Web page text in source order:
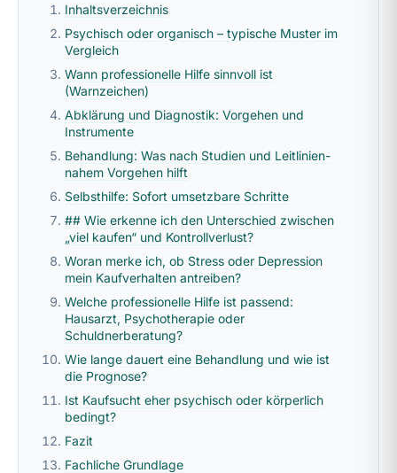
Inhaltsverzeichnis
Psychisch oder organisch – typische Muster im
Vergleich
Wann professionelle Hilfe sinnvoll ist
(Warnzeichen)
Abklärung und Diagnostik: Vorgehen und
Instrumente
Behandlung: Was nach Studien und Leitlinien-
nahem Vorgehen hilft
Selbsthilfe: Sofort umsetzbare Schritte
## Wie erkenne ich den Unterschied zwischen
„viel kaufen“ und Kontrollverlust?
Woran merke ich, ob Stress oder Depression
mein Kaufverhalten antreiben?
Welche professionelle Hilfe ist passend:
Hausarzt, Psychotherapie oder
Schuldnerberatung?
Wie lange dauert eine Behandlung und wie ist
die Prognose?
Ist Kaufsucht eher psychisch oder körperlich
bedingt?
Fazit
Fachliche Grundlage